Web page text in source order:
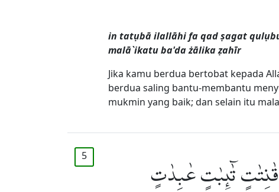
in tatụbā ilallāhi fa qad ṣagat
malā`ikatu ba'da żālika ẓahīr
Jika kamu berdua bertobat kepada
berdua saling bantu-membantu
mukmin yang baik; dan selain itu
5
قٰنِتٰتٍ تٰۤىِٕبٰتٍ عٰبِدٰتٍ